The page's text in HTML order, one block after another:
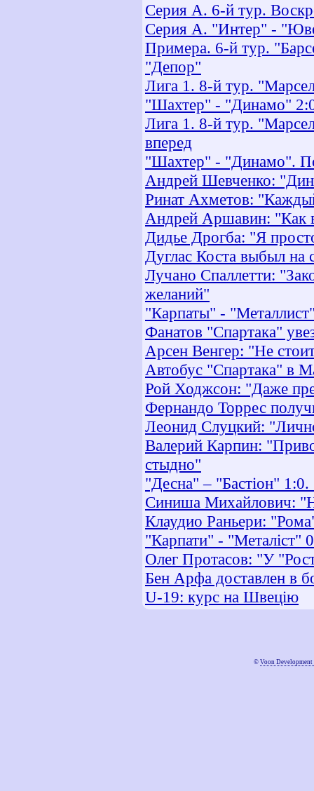
Серия А. 6-й тур.
Серия А. "Интер" -
Примера. 6-й тур.
"Депор"
Лига 1. 8-й тур.
"Шахтер" - "Динамо"
Лига 1. 8-й тур.
вперед
"Шахтер" - "Динамо".
Андрей Шевченко:
Ринат Ахметов:
Андрей Аршавин: "Как
Дидье Дрогба: "Я
Дуглас Коста выбыл на
Лучано Спаллетти:
желаний"
"Карпаты" -
Фанатов "Спартака"
Арсен Венгер: "Не
Автобус "Спартака" в
Рой Ходжсон: "Даже
Фернандо Торрес
Леонид Слуцкий:
Валерий Карпин:
стыдно"
"Десна" – "Бастіон" 1:0.
Синиша Михайлович:
Клаудио Раньери:
"Карпати" - "Металіст"
Олег Протасов: "У
Бен Арфа доставлен в
U-19: курс на Швецію
© Voon Development